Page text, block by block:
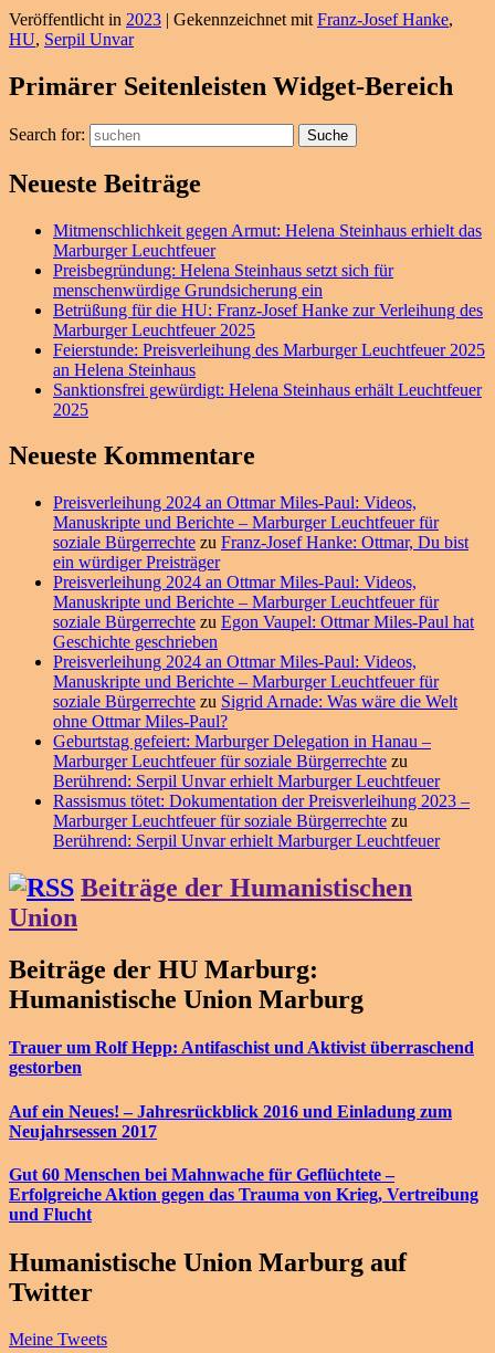
Veröffentlicht in 2023 | Gekennzeichnet mit Franz-Josef Hanke,
HU, Serpil Unvar
Primärer Seitenleisten Widget-Bereich
Search for: Suche
Neueste Beiträge
Mitmenschlichkeit gegen Armut: Helena Steinhaus erhielt das
Marburger Leuchtfeuer
Preisbegründung: Helena Steinhaus setzt sich für
menschenwürdige Grundsicherung ein
Betrüßung für die HU: Franz-Josef Hanke zur Verleihung des
Marburger Leuchtfeuer 2025
Feierstunde: Preisverleihung des Marburger Leuchtfeuer 2025
an Helena Steinhaus
Sanktionsfrei gewürdigt: Helena Steinhaus erhält Leuchtfeuer
2025
Neueste Kommentare
Preisverleihung 2024 an Ottmar Miles-Paul: Videos,
Manuskripte und Berichte – Marburger Leuchtfeuer für
soziale Bürgerrechte zu Franz-Josef Hanke: Ottmar, Du bist
ein würdiger Preisträger
Preisverleihung 2024 an Ottmar Miles-Paul: Videos,
Manuskripte und Berichte – Marburger Leuchtfeuer für
soziale Bürgerrechte zu Egon Vaupel: Ottmar Miles-Paul hat
Geschichte geschrieben
Preisverleihung 2024 an Ottmar Miles-Paul: Videos,
Manuskripte und Berichte – Marburger Leuchtfeuer für
soziale Bürgerrechte zu Sigrid Arnade: Was wäre die Welt
ohne Ottmar Miles-Paul?
Geburtstag gefeiert: Marburger Delegation in Hanau –
Marburger Leuchtfeuer für soziale Bürgerrechte zu
Berührend: Serpil Unvar erhielt Marburger Leuchtfeuer
Rassismus tötet: Dokumentation der Preisverleihung 2023 –
Marburger Leuchtfeuer für soziale Bürgerrechte zu
Berührend: Serpil Unvar erhielt Marburger Leuchtfeuer
Beiträge der Humanistischen
Union
Beiträge der HU Marburg:
Humanistische Union Marburg
Trauer um Rolf Hepp: Antifaschist und Aktivist überraschend
gestorben
Auf ein Neues! – Jahresrückblick 2016 und Einladung zum
Neujahrsessen 2017
Gut 60 Menschen bei Mahnwache für Geflüchtete –
Erfolgreiche Aktion gegen das Trauma von Krieg, Vertreibung
und Flucht
Humanistische Union Marburg auf
Twitter
Meine Tweets